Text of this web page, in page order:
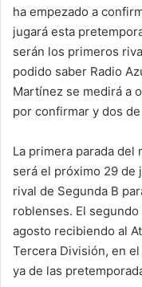
ha empezado a
jugará esta
serán los primeros
podido saber Radio
Martínez se medirá a
por confirmar y dos
La primera parada
será el próximo 29 de
rival de Segunda B
roblenses. El
agosto recibiendo al
Tercera División, en
ya de las